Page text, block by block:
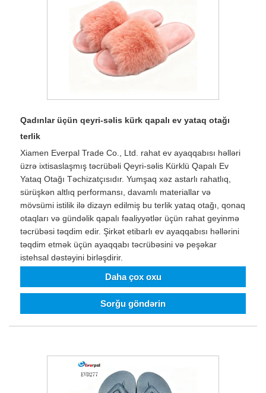
Qadınlar üçün qeyri-səlis kürk qapalı ev yataq otağı
terlik
Xiamen Everpal Trade Co., Ltd. rahat ev ayaqqabısı həlləri
üzrə ixtisaslaşmış təcrübəli Qeyri-səlis Kürklü Qapalı Ev
Yataq Otağı Təchizatçısıdır. Yumşaq xəz astarlı rahatlıq,
sürüşkən altlıq performansı, davamlı materiallar və
mövsümi istilik ilə dizayn edilmiş bu terlik yataq otağı, qonaq
otaqları və gündəlik qapalı fəaliyyətlər üçün rahat geyinmə
təcrübəsi təqdim edir. Şirkət etibarlı ev ayaqqabısı həllərini
təqdim etmək üçün ayaqqabı təcrübəsini və peşəkar
istehsal dəstəyini birləşdirir.
Daha çox oxu
Sorğu göndərin